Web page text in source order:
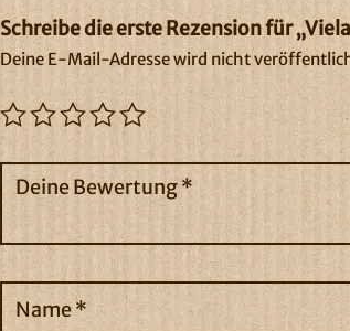
Schreibe die erste Rezension für
Deine E-Mail-Adresse wird nicht